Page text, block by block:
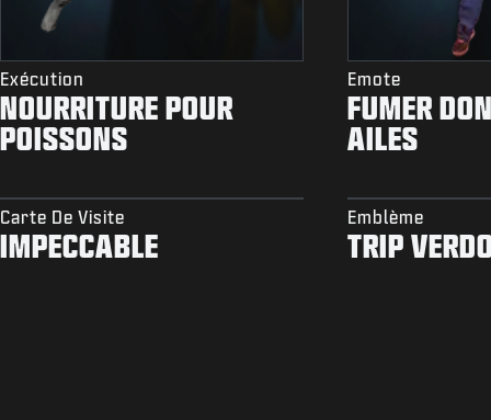
Exécution
NOURRITURE POUR
POISSONS
Emote
FUMER
AILES
Carte De Visite
IMPECCABLE
Emblème
TRIP